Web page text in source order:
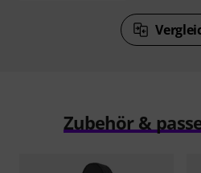
Zubehör &